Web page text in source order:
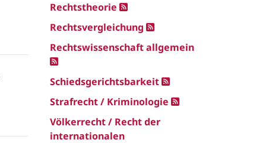
Rechtstheorie
Rechtsvergleichung
Rechtswissenschaft allgemein
Schiedsgerichtsbarkeit
Strafrecht / Kriminologie
Völkerrecht / Recht der
internationalen